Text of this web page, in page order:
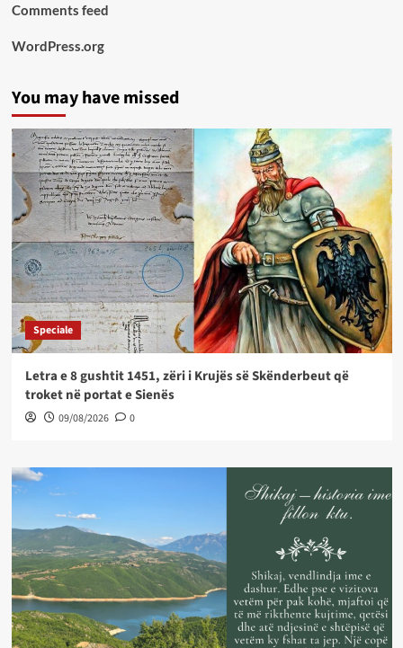
Comments feed
WordPress.org
You may have missed
Speciale
Letra e 8 gushtit 1451, zëri i Krujës së Skënderbeut që
troket në portat e Sienës
09/08/2026 0